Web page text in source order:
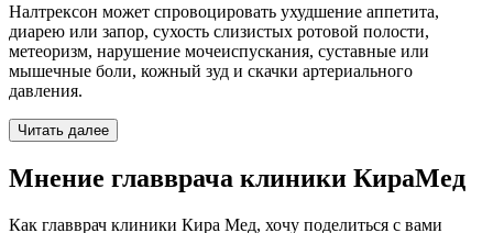
Налтрексон может спровоцировать ухудшение аппетита,
диарею или запор, сухость слизистых ротовой полости,
метеоризм, нарушение мочеиспускания, суставные или
мышечные боли, кожный зуд и скачки артериального
давления.
Читать далее
Мнение главврача клиники КираМед
Как главврач клиники Кира Мед, хочу поделиться с вами